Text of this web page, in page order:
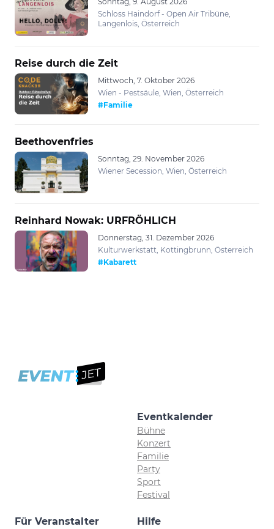
Schloss Haindorf - Open Air Tribüne,
Langenlois, Österreich
Reise durch die Zeit
Mittwoch, 7. Oktober 2026
Wien - Pestsäule, Wien, Österreich
#Familie
Beethovenfries
Sonntag, 29. November 2026
Wiener Secession, Wien, Österreich
Reinhard Nowak: URFRÖHLICH
Donnerstag, 31. Dezember 2026
Kulturwerkstatt, Kottingbrunn, Österreich
#Kabarett
Eventkalender
Bühne
Konzert
Familie
Party
Sport
Festival
Für Veranstalter Hilfe